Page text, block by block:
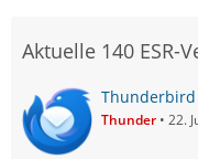
Aktuelle 140 ESR-
Thunderbird
Thunder 22.